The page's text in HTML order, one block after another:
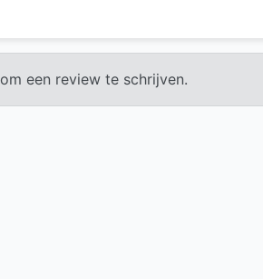
om een review te schrijven.